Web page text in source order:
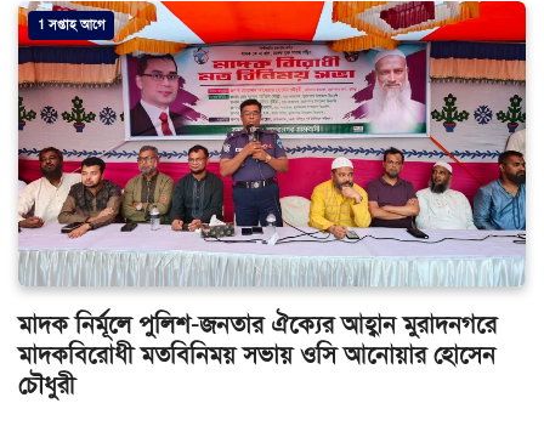
1 সপ্তাহ আগে
মাদক নির্মূলে পুলিশ-জনতার ঐক্যের আহ্বান মুরাদনগরে
মাদকবিরোধী মতবিনিময় সভায় ওসি আনোয়ার হোসেন
চৌধুরী